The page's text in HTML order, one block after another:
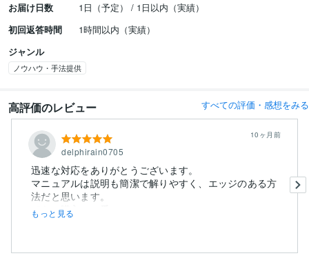
お届け日数
1日（予定） / 1日以内（実績）
初回返答時間
1時間以内（実績）
ジャンル
ノウハウ・手法提供
高評価のレビュー すべての評価・感想をみる
delphirain0705
10ヶ月前
迅速な対応をありがとうございます。
マニュアルは説明も簡潔で解りやすく、エッジのある方
法だと思います。
でも、購入の一番...
もっと見る